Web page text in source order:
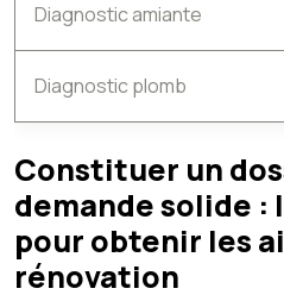
Diagnostic amiante
Diagnostic plomb
Constituer un
demande solide :
pour obtenir les
rénovation